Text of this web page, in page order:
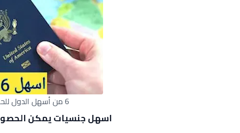
6 من أسهل الدول للحصول على جنسيتها بالمجان
اسهل جنسيات يمكن